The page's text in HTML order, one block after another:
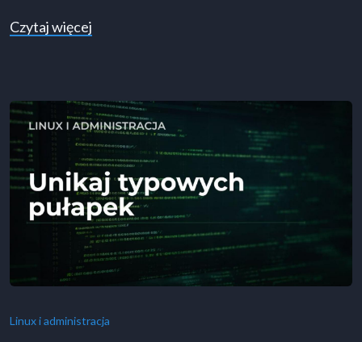
Czytaj więcej
Linux i administracja